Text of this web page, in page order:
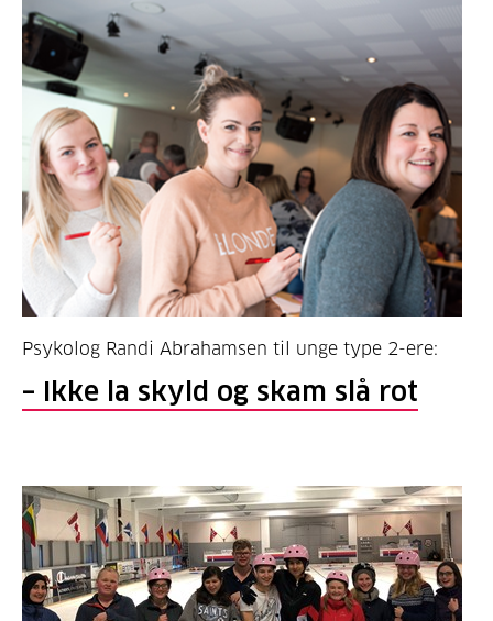
Psykolog Randi Abrahamsen til unge type 2-ere:
– Ikke la skyld og skam slå rot